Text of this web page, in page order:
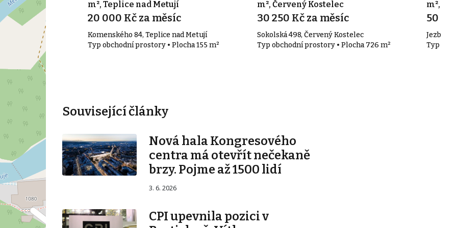
75 m²
m², Teplice nad Metují
20 000 Kč za měsíc
Komenského 84, Teplice nad Metují
Typ obchodní prostory • Plocha 155 m²
m², Červený Kostelec
30 250 Kč za měsíc
Sokolská 498, Červený Kostelec
Typ obchodní prostory • Plocha 726 m²
m²,
50
Typ
Související články
Nová hala Kongresového
centra má otevřít nečekaně
brzy. Pojme až 1500 lidí
3. 6. 2026
CPI upevnila pozici v